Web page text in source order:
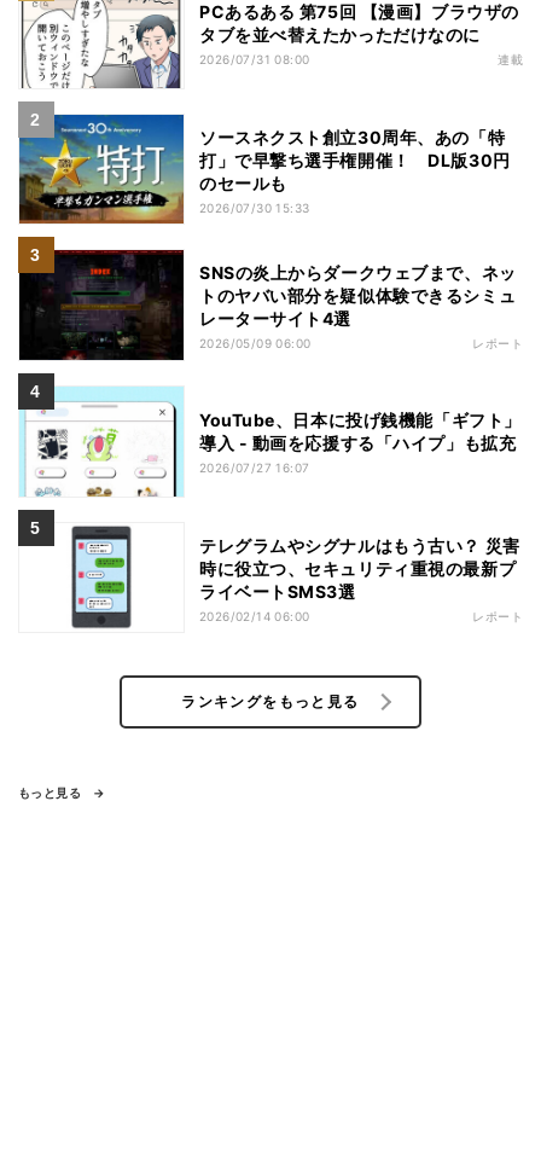
PCあるある 第75回 【漫画】ブラウザの
タブを並べ替えたかっただけなのに
2026/07/31 08:00 連載
ソースネクスト創立30周年、あの「特
打」で早撃ち選手権開催！ DL版30円
のセールも
2026/07/30 15:33
SNSの炎上からダークウェブまで、ネッ
トのヤバい部分を疑似体験できるシミュ
レーターサイト4選
2026/05/09 06:00 レポート
YouTube、日本に投げ銭機能「ギフト」
導入 - 動画を応援する「ハイプ」も拡充
2026/07/27 16:07
テレグラムやシグナルはもう古い？ 災害
時に役立つ、セキュリティ重視の最新プ
ライベートSMS3選
2026/02/14 06:00 レポート
ランキングをもっと見る
もっと見る